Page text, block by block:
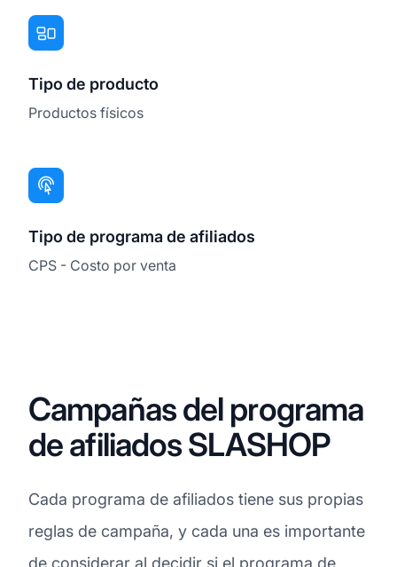
Tipo de producto
Productos físicos
Tipo de programa de afiliados
CPS - Costo por venta
Campañas del programa
de afiliados SLASHOP
Cada programa de afiliados tiene sus propias
reglas de campaña, y cada una es importante
de considerar al decidir si el programa de